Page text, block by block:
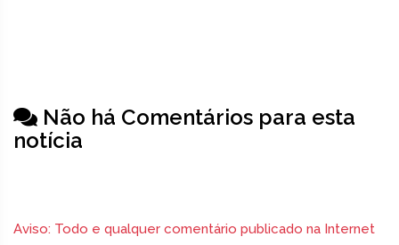
Não há Comentários para esta
notícia
Aviso: Todo e qualquer comentário publicado na Internet